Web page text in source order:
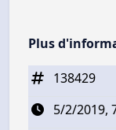
Plus
138429
5/2/2019,